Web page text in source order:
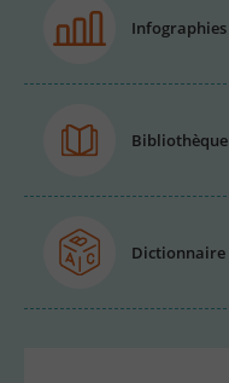
Infographies
Bibliothèque
Dictionnaire